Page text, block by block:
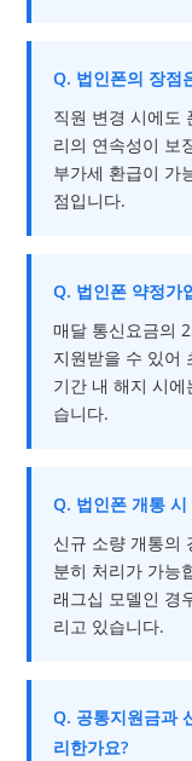
Q. 법인폰의 장점
직원 변경 시에도
리의 연속성이 보
부가세 환급이 가
점입니다.
Q. 법인폰 약정가
매달 통신요금의
지원받을 수 있어
기간 내 해지 시
습니다.
Q. 법인폰 개통
신규 소량 개통의
분히 처리가 가능
래그십 모델인 경
리고 있습니다.
Q. 공통지원금과
리한가요?